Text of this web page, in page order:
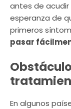
antes de acudir
esperanza de
primeros
pasar
En algunos